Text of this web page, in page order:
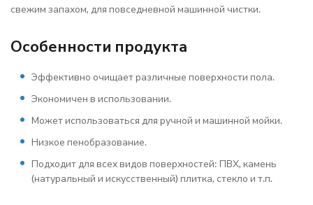
свежим запахом, для повседневной машинной чистки.
Особенности продукта
Эффективно очищает различные поверхности пола.
Экономичен в использовании.
Может использоваться для ручной и машинной мойки.
Низкое пенобразование.
Подходит для всех видов поверхностей: ПВХ, камень
(натуральный и искусственный) плитка, стекло и т.п.